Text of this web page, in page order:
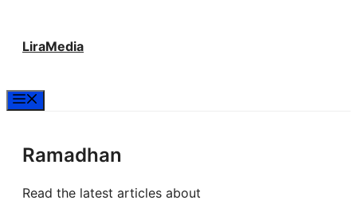
LiraMedia
Ramadhan
Read the latest articles about